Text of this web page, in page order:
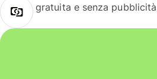
gratuita e senza